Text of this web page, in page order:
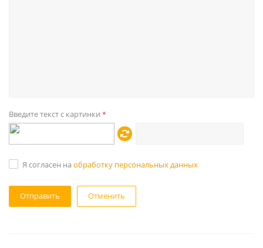
Введите текст с картинки *
Я согласен на обработку персональных данных
Отменить